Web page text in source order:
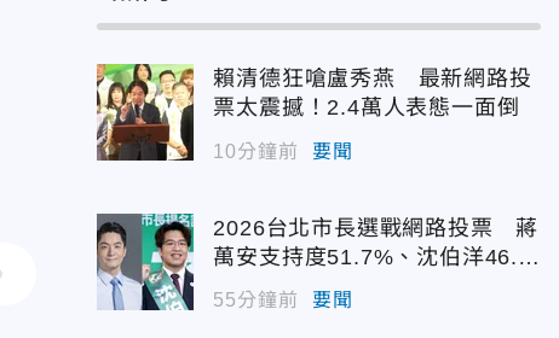
賴清德狂嗆盧秀燕 最新網路投
票太震撼！2.4萬人表態一面倒
10分鐘前 要聞
2026台北市長選戰網路投票 蔣
萬安支持度51.7%、沈伯洋46.
7%
55分鐘前 要聞